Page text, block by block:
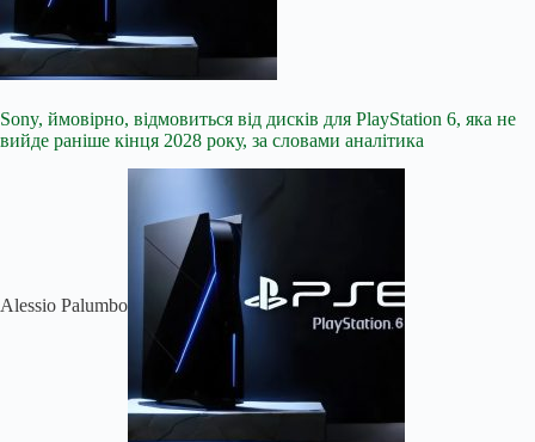
Sony, ймовірно, відмовиться від дисків для PlayStation 6, яка не
вийде раніше кінця 2028 року, за словами аналітика
Alessio Palumbo